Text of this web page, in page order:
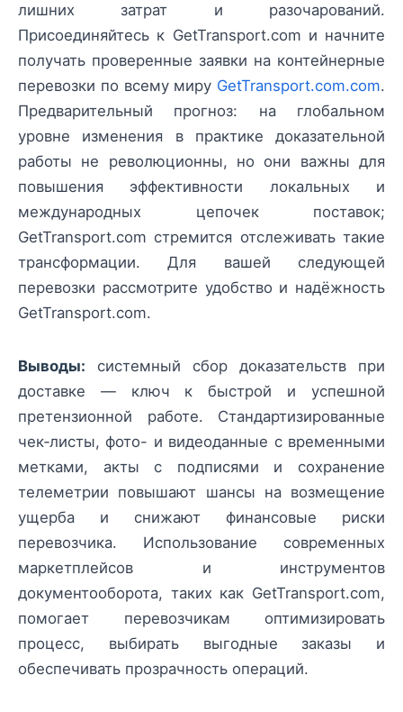
лишних затрат и разочарований.
Присоединяйтесь к GetTransport.com и начните
получать проверенные заявки на контейнерные
перевозки по всему миру GetTransport.com.com.
Предварительный прогноз: на глобальном
уровне изменения в практике доказательной
работы не революционны, но они важны для
повышения эффективности локальных и
международных цепочек поставок;
GetTransport.com стремится отслеживать такие
трансформации. Для вашей следующей
перевозки рассмотрите удобство и надёжность
GetTransport.com.
Выводы: системный сбор доказательств при
доставке — ключ к быстрой и успешной
претензионной работе. Стандартизированные
чек‑листы, фото- и видеоданные с временными
метками, акты с подписями и сохранение
телеметрии повышают шансы на возмещение
ущерба и снижают финансовые риски
перевозчика. Использование современных
маркетплейсов и инструментов
документооборота, таких как GetTransport.com,
помогает перевозчикам оптимизировать
процесс, выбирать выгодные заказы и
обеспечивать прозрачность операций.